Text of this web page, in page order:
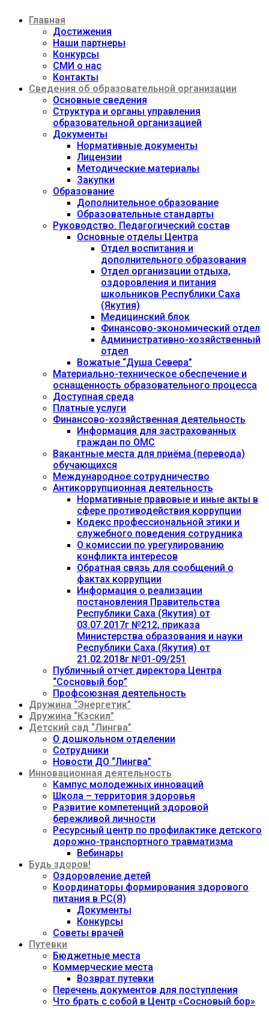
содержимому
Главная
Достижения
Наши партнеры
Конкурсы
СМИ о нас
Контакты
Сведения об образовательной организации
Основные сведения
Структура и органы управления
образовательной организацией
Документы
Нормативные документы
Лицензии
Методические материалы
Закупки
Образование
Дополнительное образование
Образовательные стандарты
Руководство. Педагогический состав
Основные отделы Центра
Отдел воспитания и
дополнительного образования
Отдел организации отдыха,
оздоровления и питания
школьников Республики Саха
(Якутия)
Медицинский блок
Финансово-экономический отдел
Административно-хозяйственный
отдел
Вожатые “Душа Севера”
Материально-техническое обеспечение и
оснащенность образовательного процесса
Доступная среда
Платные услуги
Финансово-хозяйственная деятельность
Информация для застрахованных
граждан по ОМС
Вакантные места для приёма (перевода)
обучающихся
Международное сотрудничество
Антикоррупционная деятельность
Нормативные правовые и иные акты в
сфере противодействия коррупции
Кодекс профессиональной этики и
служебного поведения сотрудника
О комиссии по урегулированию
конфликта интересов
Обратная связь для сообщений о
фактах коррупции
Информация о реализации
постановления Правительства
Республики Саха (Якутия) от
03.07.2017г №212, приказа
Министерства образования и науки
Республики Саха (Якутия) от
21.02.2018г №01-09/251
Публичный отчет директора Центра
“Сосновый бор”
Профсоюзная деятельность
Дружина “Энергетик”
Дружина “Кэскил”
Детский сад “Лингва”
О дошкольном отделении
Сотрудники
Новости ДО “Лингва”
Инновационная деятельность
Кампус молодежных инноваций
Школа – территория здоровья
Развитие компетенций здоровой
бережливой личности
Ресурсный центр по профилактике детского
дорожно-транспортного травматизма
Вебинары
Будь здоров!
Оздоровление детей
Координаторы формирования здорового
питания в РС(Я)
Документы
Конкурсы
Советы врачей
Путевки
Бюджетные места
Коммерческие места
Возврат путевки
Перечень документов для поступления
Что брать с собой в Центр «Сосновый бор»